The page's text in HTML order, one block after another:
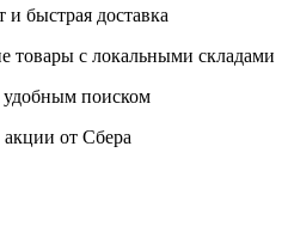
быстрая доставка
товары с локальными складами
удобным поиском
от Сбера